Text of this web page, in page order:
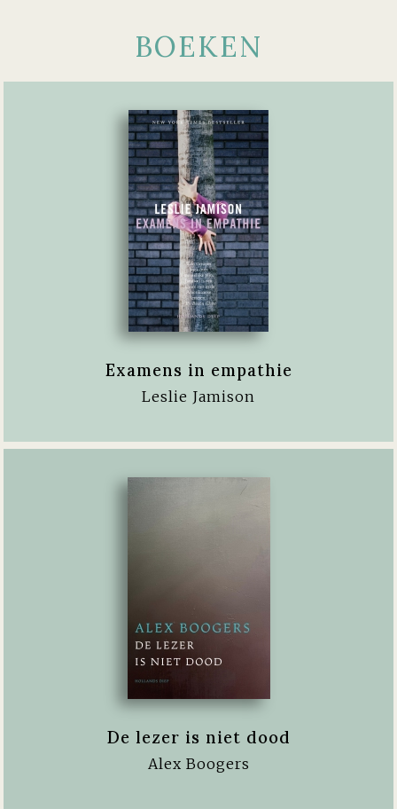
BOEKEN
Examens in empathie
Leslie Jamison
De lezer is niet dood
Alex Boogers